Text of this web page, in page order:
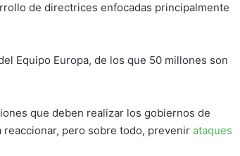
de directrices enfocadas principalmente
Equipo Europa, de los que 50 millones son
que deben realizar los gobiernos de
reaccionar, pero sobre todo, prevenir ataques